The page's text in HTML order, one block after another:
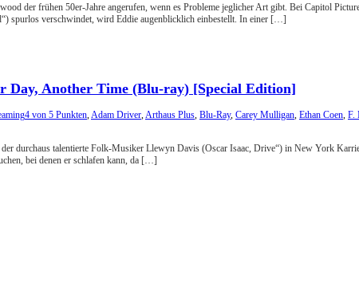
der frühen 50er-Jahre angerufen, wenn es Probleme jeglicher Art gibt. Bei Capitol
spurlos verschwindet, wird Eddie augenblicklich einbestellt. In einer […]
Day, Another Time (Blu-ray) [Special Edition]
4 von 5 Punkten Adam Driver Arthaus Plus Blu-Ray, Carey Mulligan Ethan Coen F.
durchaus talentierte Folk-Musiker Llewyn Davis (Oscar Isaac, Drive“) in New York
bei denen er schlafen kann, da […]